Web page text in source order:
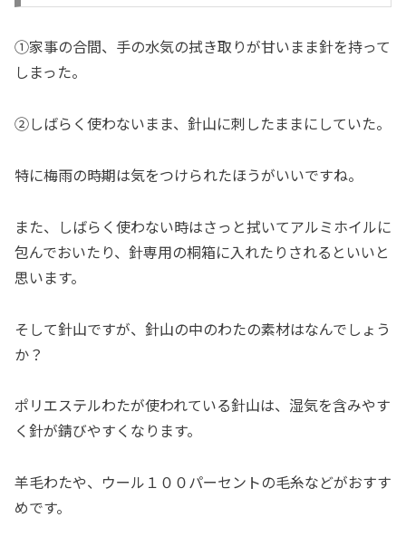
①家事の合間、手の水気の拭き取りが甘いまま針を持って
しまった。
②しばらく使わないまま、針山に刺したままにしていた。
特に梅雨の時期は気をつけられたほうがいいですね。
また、しばらく使わない時はさっと拭いてアルミホイルに
包んでおいたり、針専用の桐箱に入れたりされるといいと
思います。
そして針山ですが、針山の中のわたの素材はなんでしょう
か？
ポリエステルわたが使われている針山は、湿気を含みやす
く針が錆びやすくなります。
羊毛わたや、ウール１００パーセントの毛糸などがおすす
めです。